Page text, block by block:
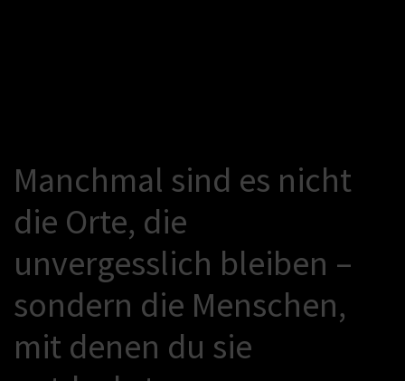
Manchmal sind es nicht
die Orte, die
unvergesslich bleiben –
sondern die Menschen,
mit denen du sie